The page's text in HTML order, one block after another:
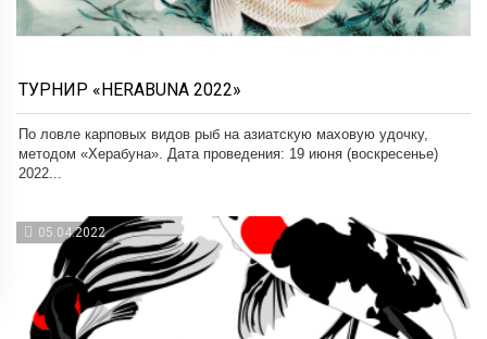
ТУРНИР «HERABUNA 2022»
По ловле карповых видов рыб на азиатскую маховую удочку,
методом «Херабуна». Дата проведения: 19 июня (воскресенье)
2022...
05.04.2022